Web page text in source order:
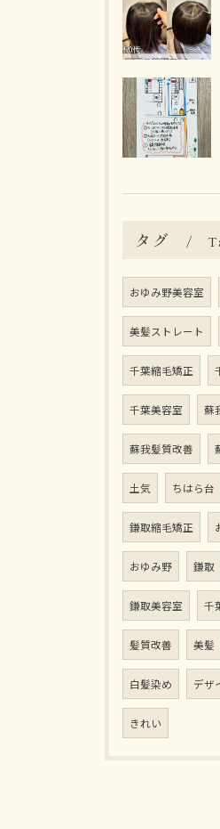
タグ
おゆみ野美容室
美髪ストレート
千葉縮毛矯正
千葉美容室 蘇
蘇我髪質改善
土気 ちはら台
鎌取縮毛矯正
おゆみ野 鎌取
鎌取美容室 千
髪質改善 美髪
白髪染め デザ
きれい